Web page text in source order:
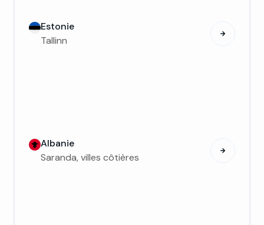
Estonie
Tallinn
Albanie
Saranda, villes côtières